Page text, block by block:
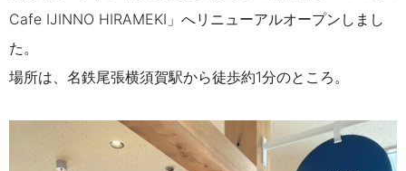
Cafe IJINNO HIRAMEKI」へリニューアルオープンしまし
た。
場所は、 名鉄尾張横須賀駅から徒歩約1分のところ。